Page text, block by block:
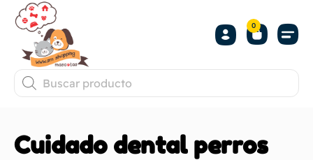
0
Cuidado dental perros